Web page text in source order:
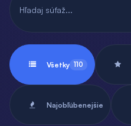
Všetky 110
Najobľúbenejšie